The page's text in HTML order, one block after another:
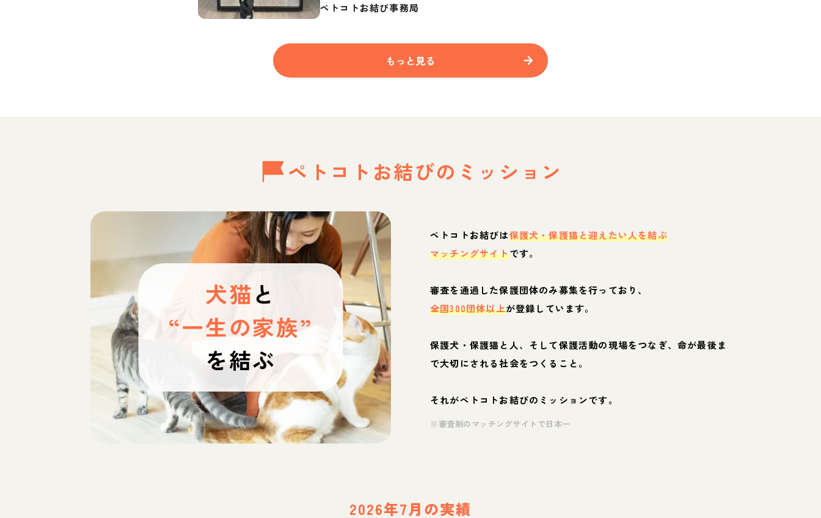
ペトコトお結び事務局
もっと見る
ペトコトお結びの ミッション
犬猫と
“一生の家族”
を結ぶ
ペトコトお結びは保護犬・保護猫と迎えたい人を結ぶ
マッチングサイトです。
審査を通過した保護団体のみ募集を行っており、
全国300団体以上が登録しています。
保護犬・保護猫と人、そして保護活動の現場をつなぎ、命が最後ま
で大切にされる社会をつくること。
それがペトコトお結びのミッションです。
※審査制のマッチングサイトで日本一
2026年7月の実績